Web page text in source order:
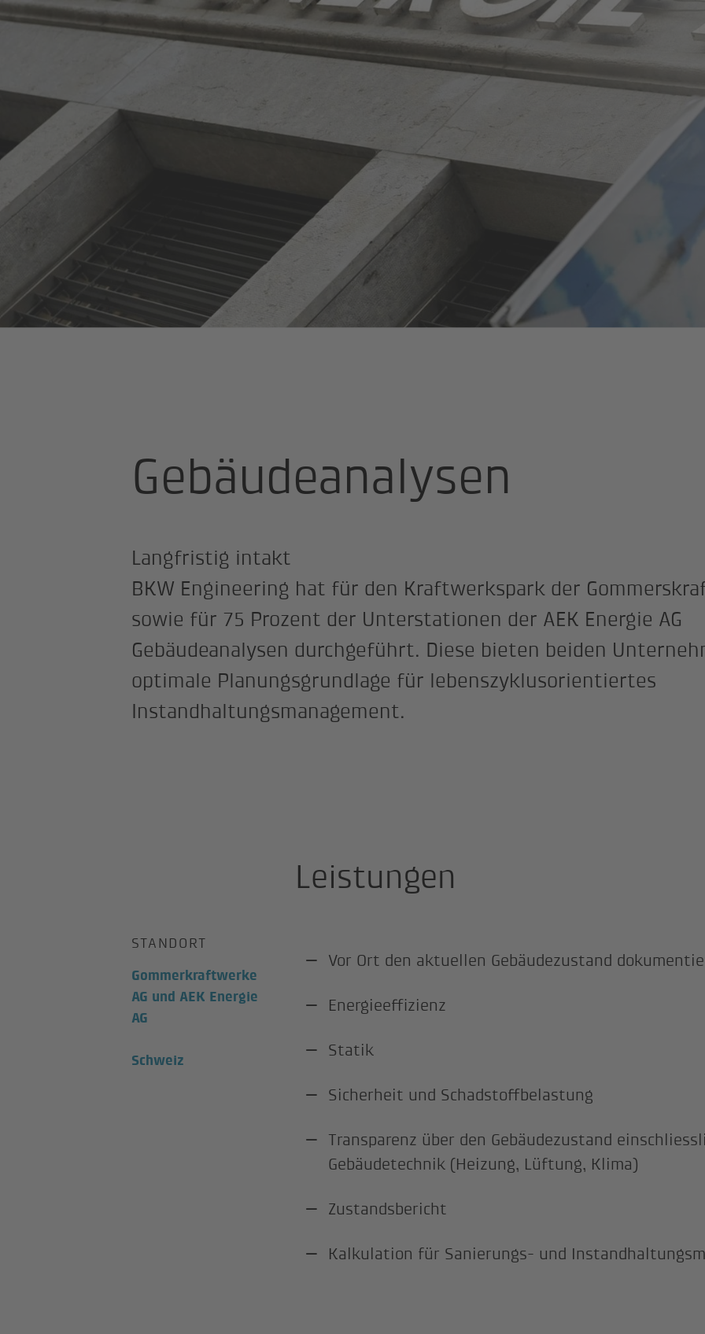
Gebäudeanalysen
Langfristig intakt
BKW Engineering hat für den Kraftwerkspark der
sowie für 75 Prozent der Unterstationen der AEK Energie AG
Gebäudeanalysen durchgeführt. Diese bieten beiden
optimale Planungsgrundlage für lebenszyklusorientiertes
Instandhaltungsmanagement.
Leistungen
STANDORT
Gommerkraftwerke
AG und AEK Energie
AG
Schweiz
Vor Ort den aktuellen Gebäudezustand
Energieeffizienz
Statik
Sicherheit und Schadstoffbelastung
Transparenz über den Gebäudezustand
Gebäudetechnik (Heizung, Lüftung, Klima)
Zustandsbericht
Kalkulation für Sanierungs- und